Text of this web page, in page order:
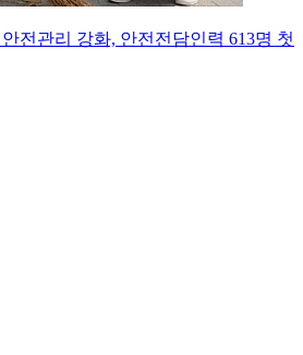
전관리 강화, 안전전담인력 613명 첫